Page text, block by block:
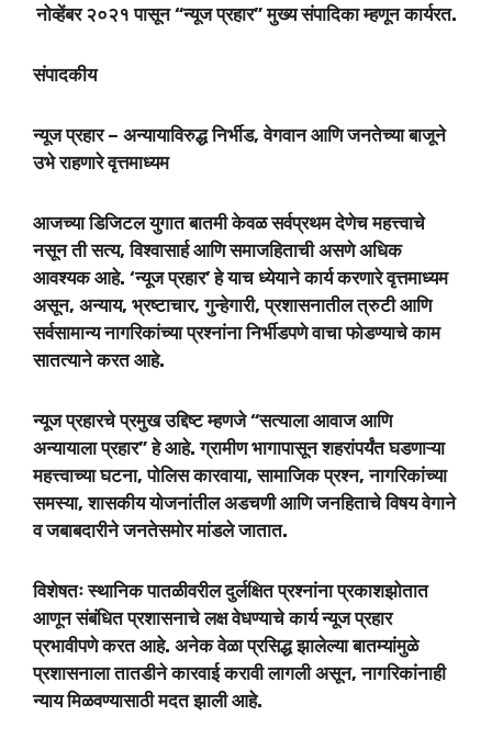
नोव्हेंबर २०२१ पासून “न्यूज प्रहार” मुख्य संपादिका म्हणून कार्यरत.
संपादकीय
न्यूज प्रहार – अन्यायाविरुद्ध निर्भीड, वेगवान आणि जनतेच्या बाजूने
उभे राहणारे वृत्तमाध्यम
आजच्या डिजिटल युगात बातमी केवळ सर्वप्रथम देणेच महत्त्वाचे
नसून ती सत्य, विश्वासार्ह आणि समाजहिताची असणे अधिक
आवश्यक आहे. ‘न्यूज प्रहार’ हे याच ध्येयाने कार्य करणारे वृत्तमाध्यम
असून, अन्याय, भ्रष्टाचार, गुन्हेगारी, प्रशासनातील त्रुटी आणि
सर्वसामान्य नागरिकांच्या प्रश्नांना निर्भीडपणे वाचा फोडण्याचे काम
सातत्याने करत आहे.
न्यूज प्रहारचे प्रमुख उद्दिष्ट म्हणजे “सत्याला आवाज आणि
अन्यायाला प्रहार” हे आहे. ग्रामीण भागापासून शहरांपर्यंत घडणाऱ्या
महत्त्वाच्या घटना, पोलिस कारवाया, सामाजिक प्रश्न, नागरिकांच्या
समस्या, शासकीय योजनांतील अडचणी आणि जनहिताचे विषय वेगाने
व जबाबदारीने जनतेसमोर मांडले जातात.
विशेषतः स्थानिक पातळीवरील दुर्लक्षित प्रश्नांना प्रकाशझोतात
आणून संबंधित प्रशासनाचे लक्ष वेधण्याचे कार्य न्यूज प्रहार
प्रभावीपणे करत आहे. अनेक वेळा प्रसिद्ध झालेल्या बातम्यांमुळे
प्रशासनाला तातडीने कारवाई करावी लागली असून, नागरिकांनाही
न्याय मिळवण्यासाठी मदत झाली आहे.